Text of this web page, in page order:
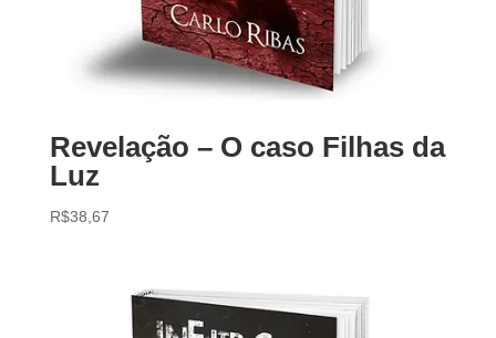
Revelação – O caso Filhas da
Luz
R$38,67